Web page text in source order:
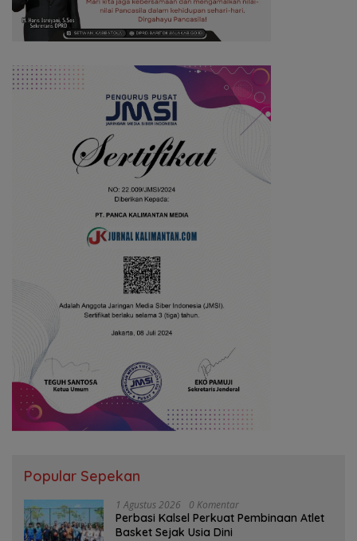
Popular Sepekan
1 Agustus 2026 0 Komentar
Perbasi Kalsel Perkuat Pembinaan Atlet
Basket Sejak Usia Dini